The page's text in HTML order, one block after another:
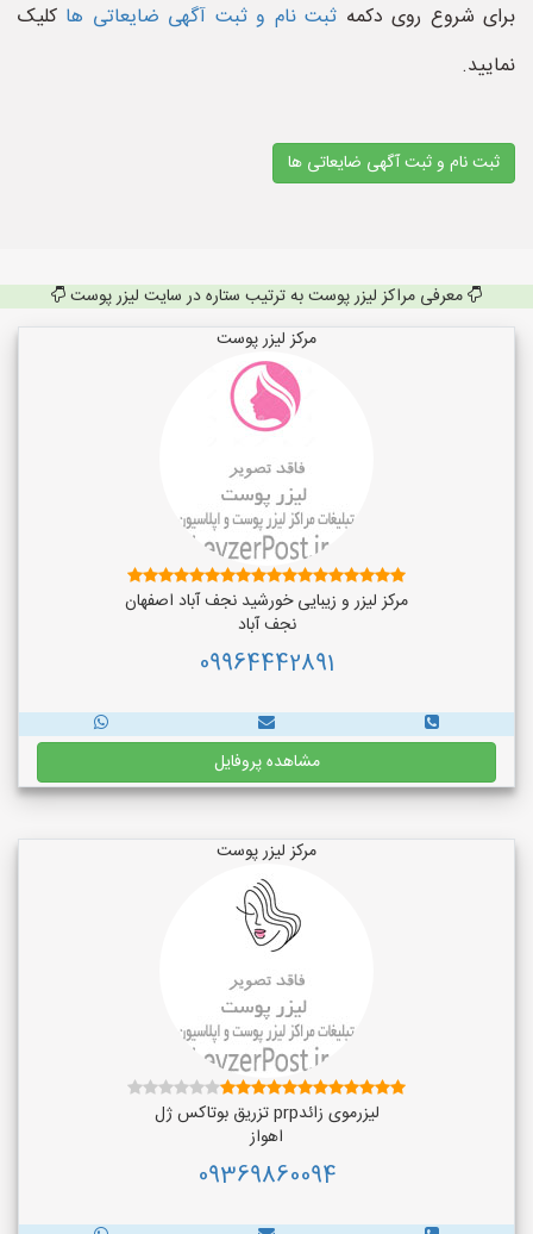
برای شروع روی دکمه ثبت نام و ثبت آگهی ضایعاتی ها کلیک
نمایید.
ثبت نام و ثبت آگهی ضایعاتی ها
معرفی مراکز لیزر پوست به ترتیب ستاره در سایت لیزر پوست
مرکز لیزر پوست
مرکز لیزر و زیبایی خورشید نجف آباد اصفهان
نجف‌ آباد
09964442891
مشاهده پروفایل
مرکز لیزر پوست
لیزرموی زائدprp تزریق بوتاکس ژل
اهواز
09369860094